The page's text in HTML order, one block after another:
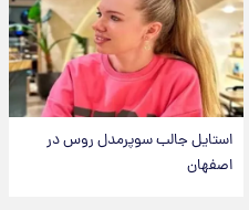
استایل جالب سوپرمدل روس در
اصفهان